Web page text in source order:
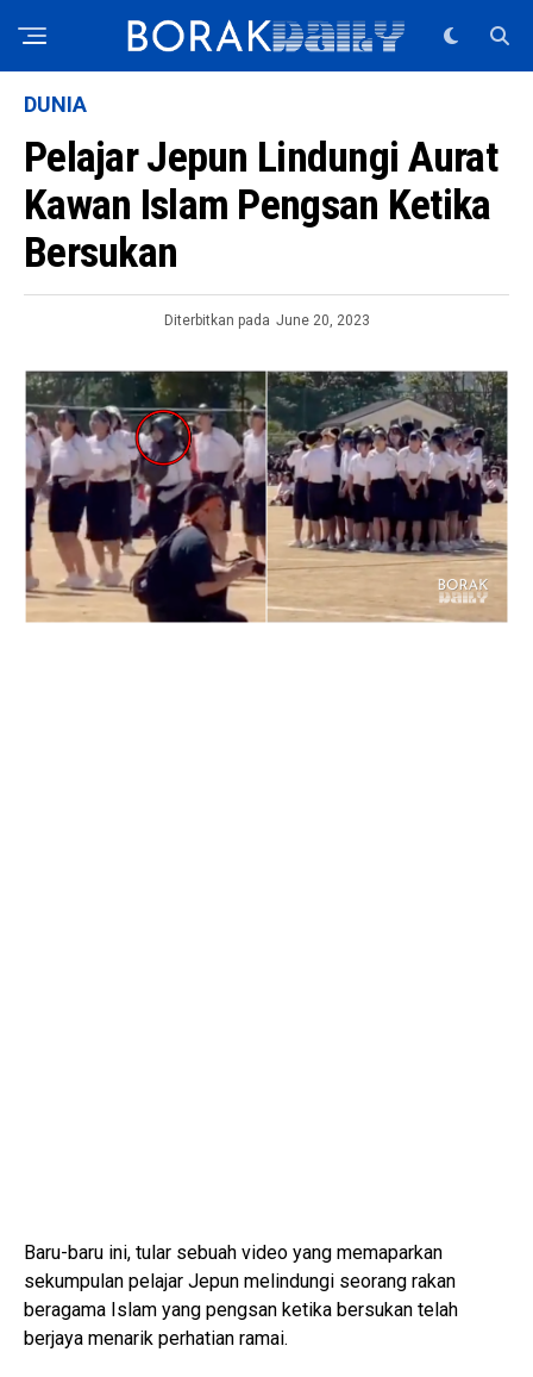
DUNIA
Pelajar Jepun Lindungi Aurat
Kawan Islam Pengsan Ketika
Bersukan
Diterbitkan pada June 20, 2023
Baru-baru ini, tular sebuah video yang memaparkan
sekumpulan pelajar Jepun melindungi seorang rakan
beragama Islam yang pengsan ketika bersukan telah
berjaya menarik perhatian ramai.